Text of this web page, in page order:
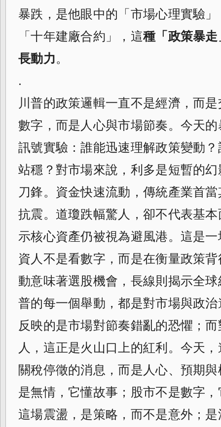
暴跌，是他眼中的「市場心理實驗
「十年建廠合約」，這種「政策暴
長動力。
.
川普的政策邏輯一直不是經濟，而
數字，而是人心與市場節奏。今天
訊號實驗：誰能迅速理解政策變動
站穩？對市場來說，利多是短暫的
刀鋒。資金快速流動，傳統產業首
抗震。道瓊跌幅驚人，卻不代表基
示核心資產仍被視為避風港。這是
資人不是看數字，而是在衡量政策
動意味著選股機會，長線則揭示全
普的每一個舉動，都是對市場與政
反映的是市場對節奏錯亂的恐懼；
人，這正是火山口上的紅利。今天
關稅停徵的消息，而是人心、預期
是無情，它懂故事；股市不是數字
這場震盪，是策略，而不是意外；